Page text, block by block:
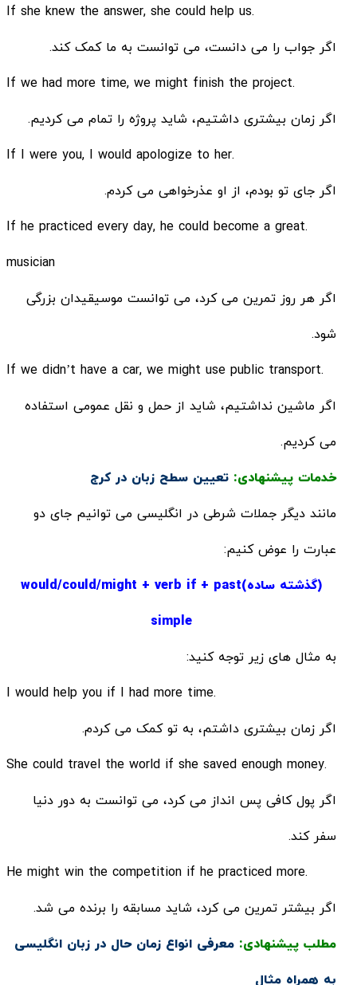
.If she knew the answer, she could help us
اگر جواب را می دانست، می توانست به ما کمک کند.
.If we had more time, we might finish the project
اگر زمان بیشتری داشتیم، شاید پروژه را تمام می کردیم.
.If I were you, I would apologize to her
اگر جای تو بودم، از او عذرخواهی می کردم.
.If he practiced every day, he could become a great
musician
اگر هر روز تمرین می کرد، می توانست موسیقیدان بزرگی
شود.
.If we didn’t have a car, we might use public transport
اگر ماشین نداشتیم، شاید از حمل و نقل عمومی استفاده
می کردیم.
خدمات پیشنهادی: تعیین سطح زبان در کرج
مانند دیگر جملات شرطی در انگلیسی می توانیم جای دو
عبارت را عوض کنیم:
(گذشته ساده)would/could/might + verb if + past
simple
به مثال های زیر توجه کنید:
.I would help you if I had more time
اگر زمان بیشتری داشتم، به تو کمک می کردم.
.She could travel the world if she saved enough money
اگر پول کافی پس انداز می کرد، می توانست به دور دنیا
سفر کند.
.He might win the competition if he practiced more
اگر بیشتر تمرین می کرد، شاید مسابقه را برنده می شد.
مطلب پیشنهادی: معرفی انواع زمان حال در زبان انگلیسی
به همراه مثال